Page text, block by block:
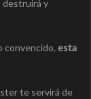
destruirá y
convencido, esta
te servirá de